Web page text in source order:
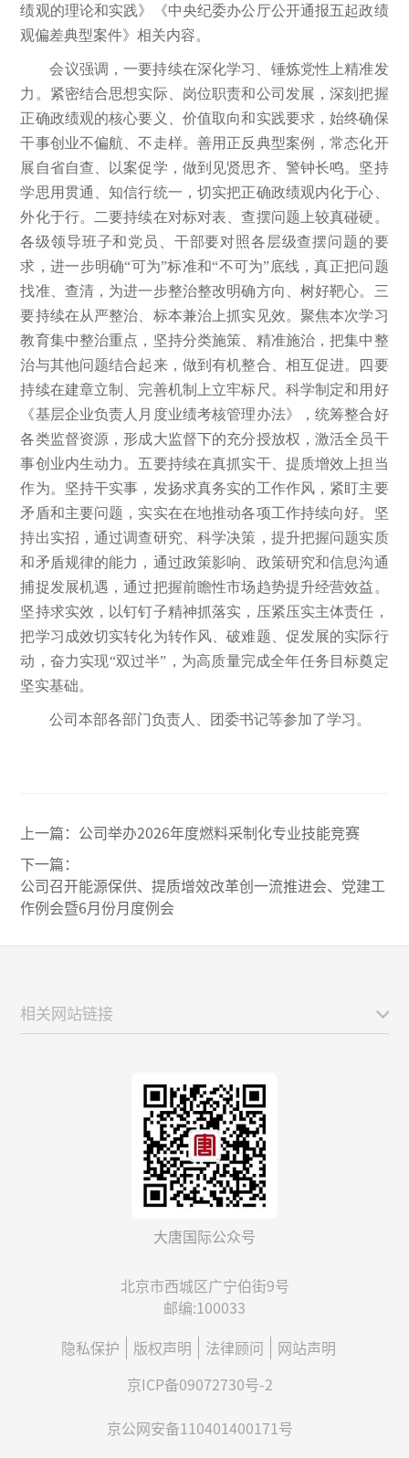
绩观的理论和实践》《中央纪委办公厅公开通报五起政绩
观偏差典型案件》相关内容。
会议强调，一要持续在深化学习、锤炼党性上精准发
力。紧密结合思想实际、岗位职责和公司发展，深刻把握
正确政绩观的核心要义、价值取向和实践要求，始终确保
干事创业不偏航、不走样。善用正反典型案例，常态化开
展自省自查、以案促学，做到见贤思齐、警钟长鸣。坚持
学思用贯通、知信行统一，切实把正确政绩观内化于心、
外化于行。二要持续在对标对表、查摆问题上较真碰硬。
各级领导班子和党员、干部要对照各层级查摆问题的要
求，进一步明确“可为”标准和“不可为”底线，真正把问题
找准、查清，为进一步整治整改明确方向、树好靶心。三
要持续在从严整治、标本兼治上抓实见效。聚焦本次学习
教育集中整治重点，坚持分类施策、精准施治，把集中整
治与其他问题结合起来，做到有机整合、相互促进。四要
持续在建章立制、完善机制上立牢标尺。科学制定和用好
《基层企业负责人月度业绩考核管理办法》，统筹整合好
各类监督资源，形成大监督下的充分授放权，激活全员干
事创业内生动力。五要持续在真抓实干、提质增效上担当
作为。坚持干实事，发扬求真务实的工作作风，紧盯主要
矛盾和主要问题，实实在在地推动各项工作持续向好。坚
持出实招，通过调查研究、科学决策，提升把握问题实质
和矛盾规律的能力，通过政策影响、政策研究和信息沟通
捕捉发展机遇，通过把握前瞻性市场趋势提升经营效益。
坚持求实效，以钉钉子精神抓落实，压紧压实主体责任，
把学习成效切实转化为转作风、破难题、促发展的实际行
动，奋力实现“双过半”，为高质量完成全年任务目标奠定
坚实基础。
公司本部各部门负责人、团委书记等参加了学习。
上一篇： 公司举办2026年度燃料采制化专业技能竞赛
下一篇：
公司召开能源保供、提质增效改革创一流推进会、党建工
作例会暨6月份月度例会
大唐国际公众号
北京市西城区广宁伯街9号
邮编:100033
隐私保护
版权声明 法律顾问
网站声明
京ICP备09072730号-2
京公网安备110401400171号
相关网站链接